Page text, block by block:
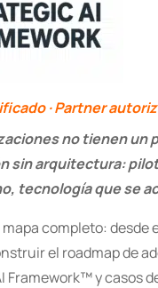
· Partner
no tienen un
sin arquitectura:
tecnología que se
completo: desde
el roadmap de
Framework™ y casos